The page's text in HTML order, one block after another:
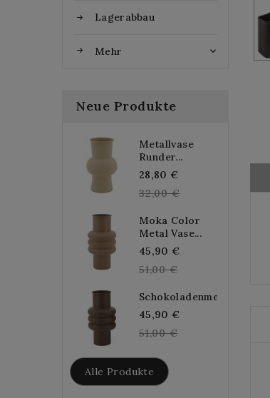
Lagerabbau
Mehr 
Neue Produkte
Metallvase
Runder...
28,80 €
price
32,00 €
Moka Color
Metal Vase...
45,90 €
51,00 €
Schokoladenmetallvase...
45,90 €
51,00 €
Alle Produkte